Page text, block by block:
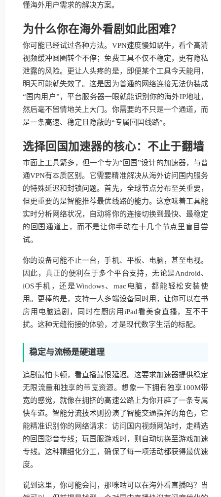
懂海外用户需求的解决方案。
为什么你在海外看剧如此困难？
你可能已经试过各种方法。VPN速度慢如蜗牛，看个高清
视频缓冲圆圈转个不停；免费工具不仅不稳定，更有隐私
泄露的风险。更让人头疼的是，即便某个工具今天能用，
明天可能就失效了。这是因为普通的网络连接无法伪装成
“国内用户”，平台服务器一眼就能识别你的海外IP地址，
然后毫不留情地关上大门。你需要的不只是一个通道，而
是一条高速、稳定且隐蔽的“专属回国线路”。
选择回国加速器的核心：不止于翻墙
市面上工具繁多，但一个专为“回国”设计的加速器，与普
通VPN有本质区别。它需要精准解决从海外访问国内服务
的特殊延迟和封锁问题。首先，全球节点分布至关重要，
但更重要的是智能推荐最优线路的能力。这意味着工具能
实时分析网络状况，自动将你的连接切换到最快、最稳定
的回国通道上，而不是让你手动在十几个节点里盲目尝
试。
你的设备可能不止一台，手机、平板、电脑，甚至电视。
因此，真正的便利在于多个平台支持，无论是Android、
iOS手机，还是Windows、mac电脑，都能轻松安装使
用。更棒的是，支持一人多端设备同时用，让你可以在书
房用电脑追剧，同时在厨房用iPad看美食直播，互不干
扰。这种无缝衔接的体验，才是现代数字生活的标配。
稳定与流畅是硬道理
追剧最怕卡顿，看直播最恨延迟。这要求加速器提供稳定
无限流量和独享的带宽资源。想象一下拥有独享100M带
宽的感觉，就像在拥挤的高速公路上为你开辟了一条专属
快车道。智能分流技术则扮演了智能交通指挥的角色，它
能精准识别你的网络请求：访问国内视频网站时，走精选
的回国影音专线；玩国服游戏时，则自动切换至游戏加速
专线。这种精细化分工，确保了每一项活动都获得最优速
度。
说到这里，你可能会问，那咪咕可以在海外看直播吗？当